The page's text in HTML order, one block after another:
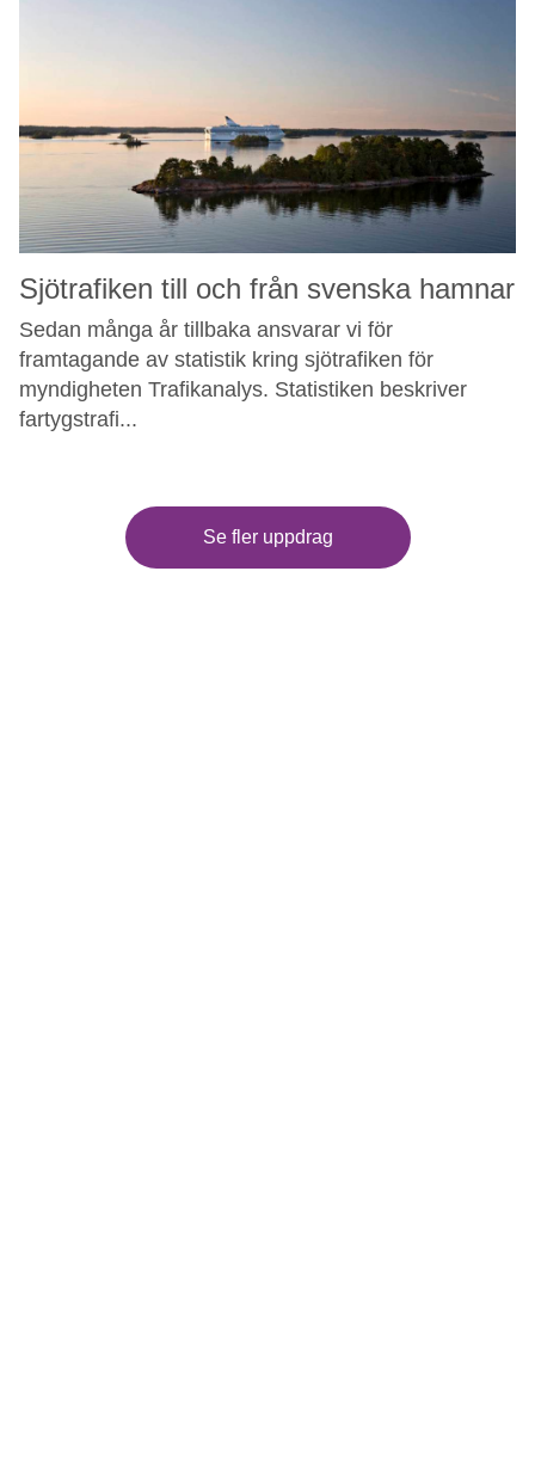
Sjötrafiken till och från svenska hamnar
Sedan många år tillbaka ansvarar vi för
framtagande av statistik kring sjötrafiken för
myndigheten Trafikanalys. Statistiken beskriver
fartygstrafi...
Se fler uppdrag